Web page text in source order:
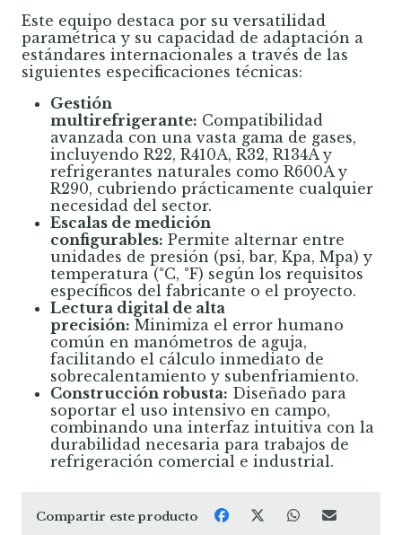
Este equipo destaca por su versatilidad
paramétrica y su capacidad de adaptación a
estándares internacionales a través de las
siguientes especificaciones técnicas:
Gestión
multirefrigerante: Compatibilidad
avanzada con una vasta gama de gases,
incluyendo R22, R410A, R32, R134A y
refrigerantes naturales como R600A y
R290, cubriendo prácticamente cualquier
necesidad del sector.
Escalas de medición
configurables: Permite alternar entre
unidades de presión (psi, bar, Kpa, Mpa) y
temperatura (°C, °F) según los requisitos
específicos del fabricante o el proyecto.
Lectura digital de alta
precisión: Minimiza el error humano
común en manómetros de aguja,
facilitando el cálculo inmediato de
sobrecalentamiento y subenfriamiento.
Construcción robusta: Diseñado para
soportar el uso intensivo en campo,
combinando una interfaz intuitiva con la
durabilidad necesaria para trabajos de
refrigeración comercial e industrial.
Compartir este producto